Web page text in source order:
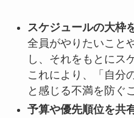
スケジュールの大枠
全員がやりたいこと
し、それをもとにス
これにより、「自分
と感じる不満を防ぐ
予算や優先順位を共